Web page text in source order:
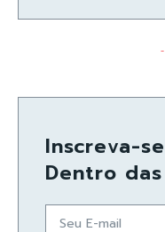
Inscreva-
Dentro